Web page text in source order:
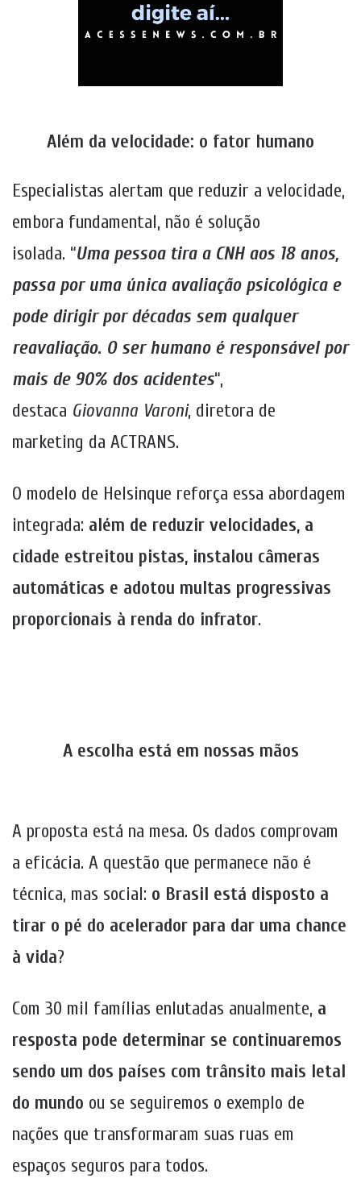
Além da velocidade: o fator humano
Especialistas alertam que reduzir a velocidade,
embora fundamental, não é solução
isolada. “Uma pessoa tira a CNH aos 18 anos,
passa por uma única avaliação psicológica e
pode dirigir por décadas sem qualquer
reavaliação. O ser humano é responsável por
mais de 90% dos acidentes“,
destaca Giovanna Varoni, diretora de
marketing da ACTRANS.
O modelo de Helsinque reforça essa abordagem
integrada: além de reduzir velocidades, a
cidade estreitou pistas, instalou câmeras
automáticas e adotou multas progressivas
proporcionais à renda do infrator.
A escolha está em nossas mãos
A proposta está na mesa. Os dados comprovam
a eficácia. A questão que permanece não é
técnica, mas social: o Brasil está disposto a
tirar o pé do acelerador para dar uma chance
à vida?
Com 30 mil famílias enlutadas anualmente, a
resposta pode determinar se continuaremos
sendo um dos países com trânsito mais letal
do mundo ou se seguiremos o exemplo de
nações que transformaram suas ruas em
espaços seguros para todos.